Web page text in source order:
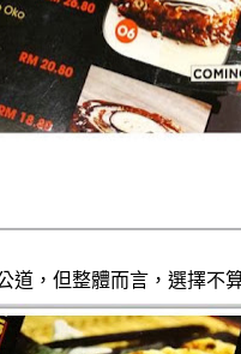
道，但整體而言，選擇不